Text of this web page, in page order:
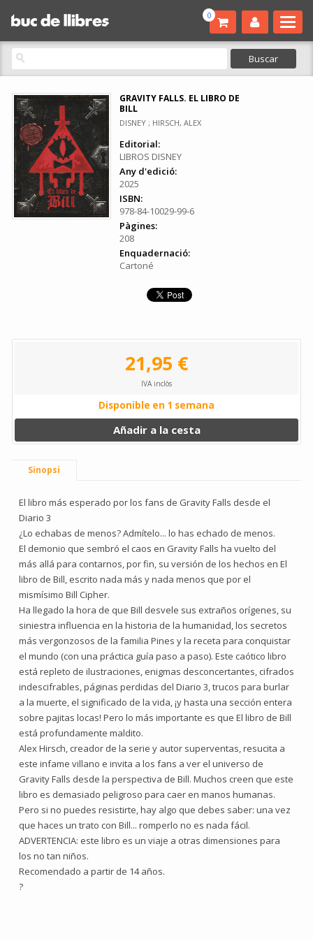
0
GRAVITY FALLS. EL LIBRO DE
BILL
DISNEY ; HIRSCH, ALEX
Editorial:
LIBROS DISNEY
Any d'edició:
2025
ISBN:
978-84-10029-99-6
Pàgines:
208
Enquadernació:
Cartoné
21,95 €
IVA inclòs
Disponible en 1 semana
Añadir a la cesta
Sinopsi
El libro más esperado por los fans de Gravity Falls desde el
Diario 3
¿Lo echabas de menos? Admítelo... lo has echado de menos.
El demonio que sembró el caos en Gravity Falls ha vuelto del
más allá para contarnos, por fin, su versión de los hechos en El
libro de Bill, escrito nada más y nada menos que por el
mismísimo Bill Cipher.
Ha llegado la hora de que Bill desvele sus extraños orígenes, su
siniestra influencia en la historia de la humanidad, los secretos
más vergonzosos de la familia Pines y la receta para conquistar
el mundo (con una práctica guía paso a paso). Este caótico libro
está repleto de ilustraciones, enigmas desconcertantes, cifrados
indescifrables, páginas perdidas del Diario 3, trucos para burlar
a la muerte, el significado de la vida, ¡y hasta una sección entera
sobre pajitas locas! Pero lo más importante es que El libro de Bill
está profundamente maldito.
Alex Hirsch, creador de la serie y autor superventas, resucita a
este infame villano e invita a los fans a ver el universo de
Gravity Falls desde la perspectiva de Bill. Muchos creen que este
libro es demasiado peligroso para caer en manos humanas.
Pero si no puedes resistirte, hay algo que debes saber: una vez
que haces un trato con Bill... romperlo no es nada fácil.
ADVERTENCIA: este libro es un viaje a otras dimensiones para
los no tan niños.
Recomendado a partir de 14 años.
?